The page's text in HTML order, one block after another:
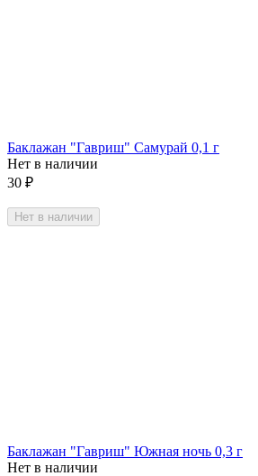
Баклажан "Гавриш" Самурай 0,1 г
Нет в наличии
30 ₽
Нет в наличии
Баклажан "Гавриш" Южная ночь 0,3 г
Нет в наличии